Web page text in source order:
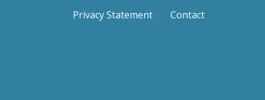
Privacy Statement Contact